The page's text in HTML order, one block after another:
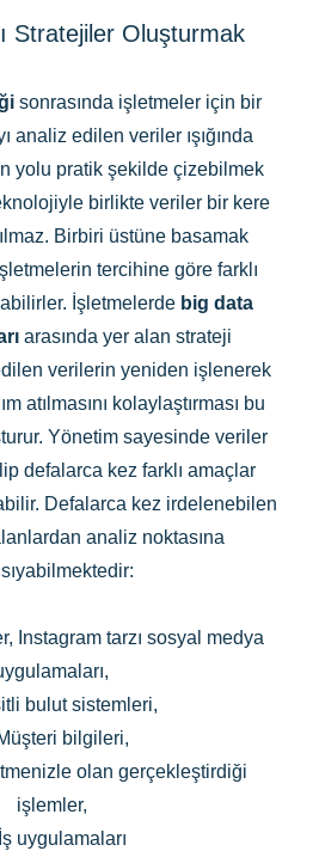
Stratejiler Oluşturmak
sonrasında işletmeler için bir
analiz edilen veriler ışığında
yolu pratik şekilde çizebilmek
birlikte veriler bir kere
Birbiri üstüne basamak
tercihine göre farklı
İşletmelerde big data
arasında yer alan strateji
verilerin yeniden işlenerek
atılmasını kolaylaştırması bu
Yönetim sayesinde veriler
defalarca kez farklı amaçlar
Defalarca kez irdelenebilen
analiz noktasına
Instagram tarzı sosyal medya
bulut sistemleri,
bilgileri,
olan gerçekleştirdiği
işlemler,
İş uygulamaları